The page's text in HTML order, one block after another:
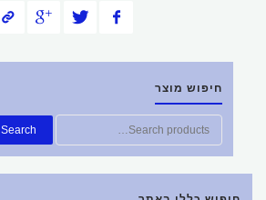
חיפוש מוצר
חפש
את:
Search